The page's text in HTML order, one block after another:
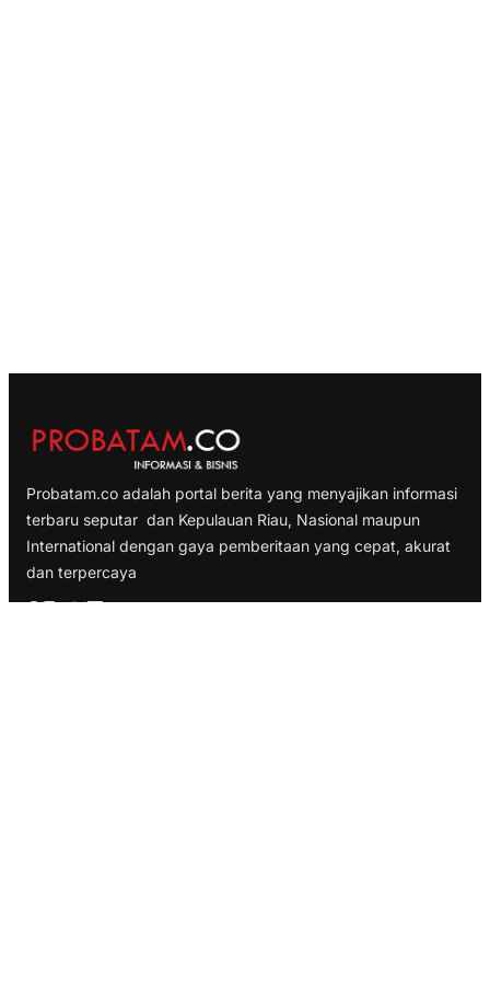
Probatam.co adalah portal berita yang menyajikan informasi
terbaru seputar dan Kepulauan Riau, Nasional maupun
International dengan gaya pemberitaan yang cepat, akurat
dan terpercaya